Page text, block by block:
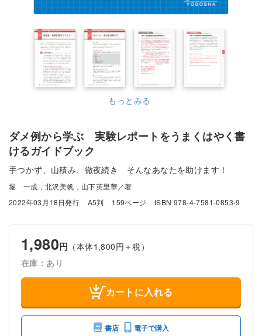
もっとみる
ダメ例から学ぶ 実験レポートをうまくはやく書
けるガイドブック
手つかず、山積み、徹夜続き そんなあなたを助けます！
堀 一成，北沢美帆，山下英里華／著
2022年03月18日発行
A5判 159ページ ISBN 978-4-7581-0853-9
1,980円 （本体1,800円＋税）
在庫：あり
カートに入れる
書店 電子で購入